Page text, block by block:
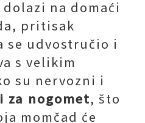
na domaći
pritisak
se udvostručio i
s velikim
su nervozni i
za nogomet, što
momčad će